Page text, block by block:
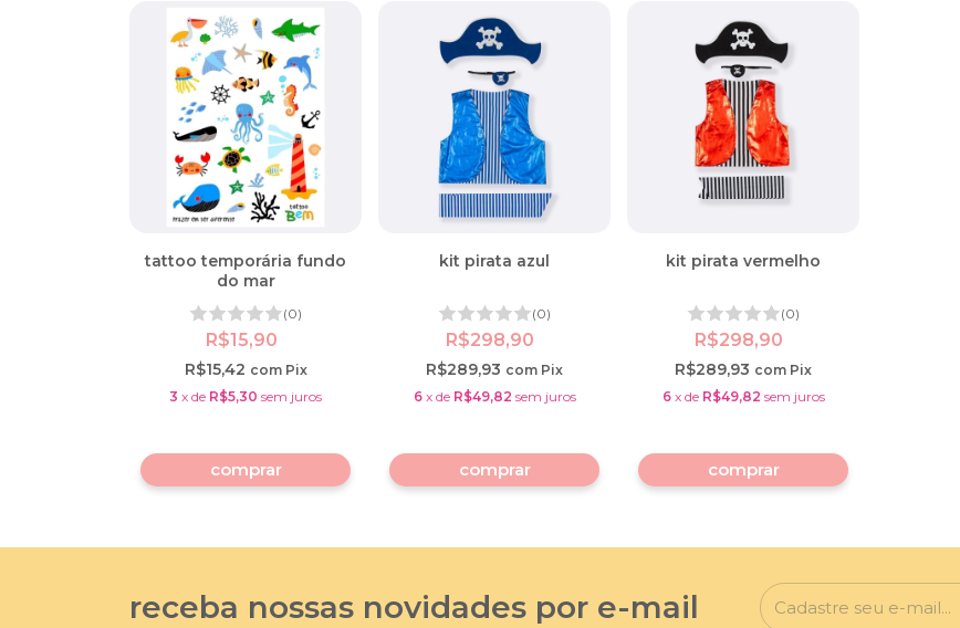
tattoo temporária fundo
do mar
(0)
R$15,90
R$15,42 com Pix
3 x de R$5,30 sem juros
kit pirata azul
(0)
R$298,90
R$289,93 com Pix
6 x de R$49,82 sem juros
kit pirata vermelho
(0)
R$298,90
R$289,93 com Pix
6 x de R$49,82 sem juros
receba nossas novidades por e-mail